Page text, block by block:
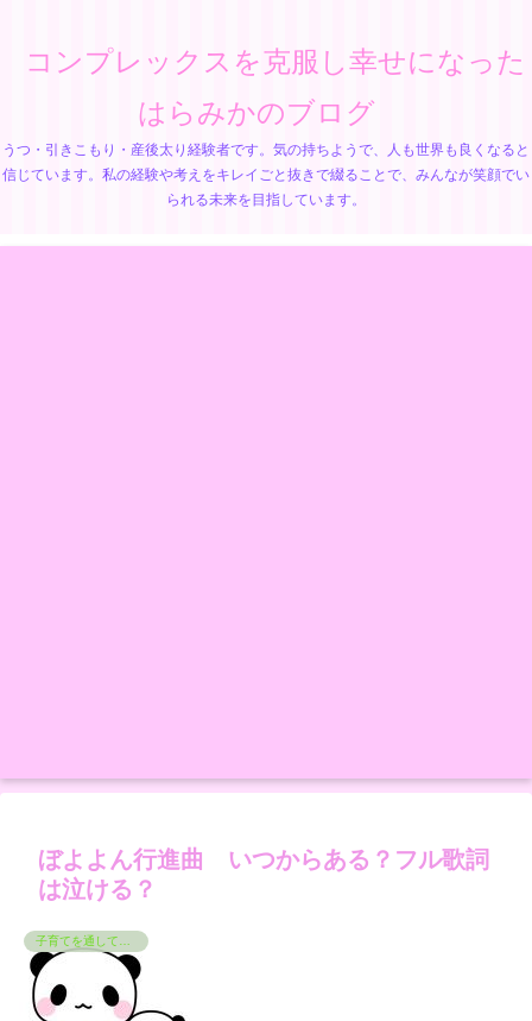
コンプレックスを克服し幸せになった
はらみかのブログ
うつ・引きこもり・産後太り経験者です。気の持ちようで、人も世界も良くなると
信じています。私の経験や考えをキレイごと抜きで綴ることで、みんなが笑顔でい
られる未来を目指しています。
ぼよよん行進曲 いつからある？フル歌詞
は泣ける？